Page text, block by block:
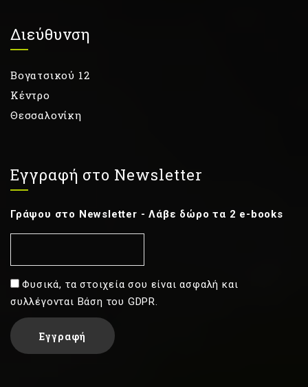
Διεύθυνση
Βογατσικού 12
Κέντρο
Θεσσαλονίκη
Εγγραφή στο Newsletter
Γράψου στο Newsletter - Λάβε δώρο τα 2 e-books
Φυσικά, τα στοιχεία σου είναι ασφαλή και
συλλέγονται Βάση του GDPR.